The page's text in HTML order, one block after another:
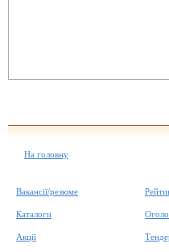
На головну
Вакансії/резюме
Каталоги
Акції